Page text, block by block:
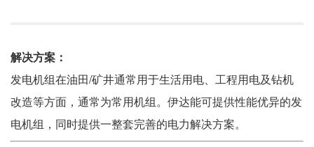
解决方案：
发电机组在油田/矿井通常用于生活用电、工程用电及钻机
改造等方面，通常为常用机组。伊达能可提供性能优异的发
电机组，同时提供一整套完善的电力解决方案。